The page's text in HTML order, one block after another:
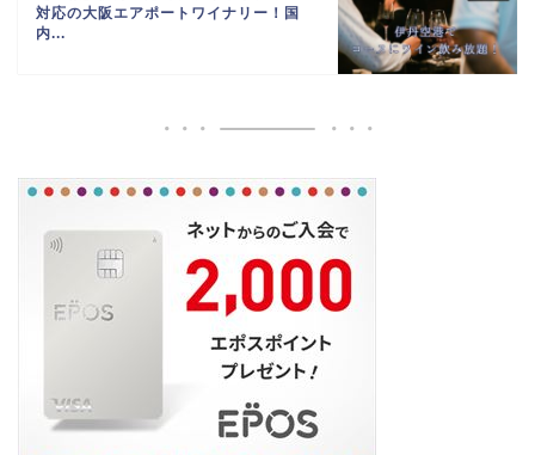
対応の大阪エアポートワイナリー！国
内...